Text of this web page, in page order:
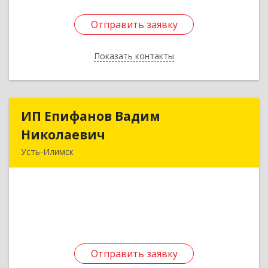
Отправить заявку
Показать контакты
Отправить заявку
Назад
ИП Епифанов Вадим
Николаевич
Усть-Илимск
Отправить заявку
ИП Епифанов Вадим
Отправить заявку